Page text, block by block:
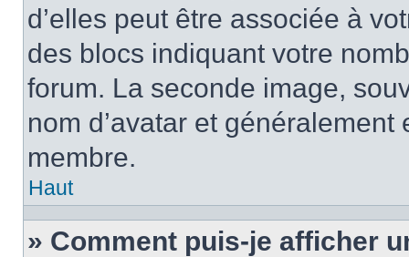
d’elles peut être associée à
des blocs indiquant votre
forum. La seconde image,
nom d’avatar et
membre.
Haut
» Comment puis-je afficher